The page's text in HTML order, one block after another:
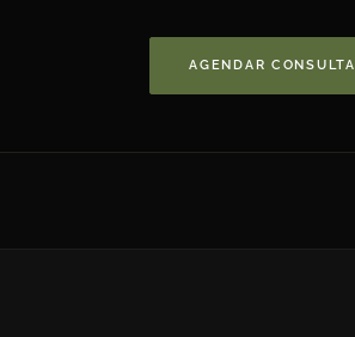
AGENDAR CONSULTA